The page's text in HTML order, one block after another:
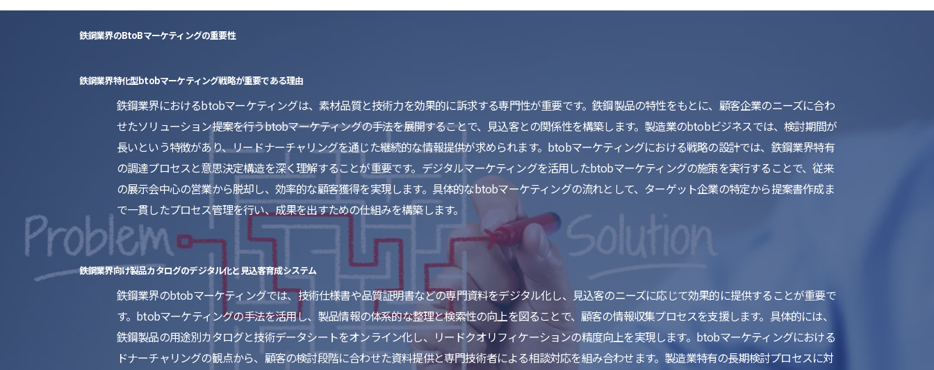
鉄鋼業界のBtoBマーケティングの重要性
鉄鋼業界特化型btobマーケティング戦略が重要である理由
鉄鋼業界におけるbtobマーケティングは、素材品質と技術力を効果的に訴求する専門性が重要です。鉄鋼製品の特性をもとに、顧客企業のニーズに合わ
せたソリューション提案を行うbtobマーケティングの手法を展開することで、見込客との関係性を構築します。製造業のbtobビジネスでは、検討期間が
長いという特徴があり、リードナーチャリングを通じた継続的な情報提供が求められます。btobマーケティングにおける戦略の設計では、鉄鋼業界特有
の調達プロセスと意思決定構造を深く理解することが重要です。デジタルマーケティングを活用したbtobマーケティングの施策を実行することで、従来
の展示会中心の営業から脱却し、効率的な顧客獲得を実現します。具体的なbtobマーケティングの流れとして、ターゲット企業の特定から提案書作成ま
で一貫したプロセス管理を行い、成果を出すための仕組みを構築します。
鉄鋼業界向け製品カタログのデジタル化と見込客育成システム
鉄鋼業界のbtobマーケティングでは、技術仕様書や品質証明書などの専門資料をデジタル化し、見込客のニーズに応じて効果的に提供することが重要で
す。btobマーケティングの手法を活用し、製品情報の体系的な整理と検索性の向上を図ることで、顧客の情報収集プロセスを支援します。具体的には、
鉄鋼製品の用途別カタログと技術データシートをオンライン化し、リードクオリフィケーションの精度向上を実現します。btobマーケティングにおける
ドナーチャリングの観点から、顧客の検討段階に合わせた資料提供と専門技術者による相談対応を組み合わせます。製造業特有の長期検討プロセスに対